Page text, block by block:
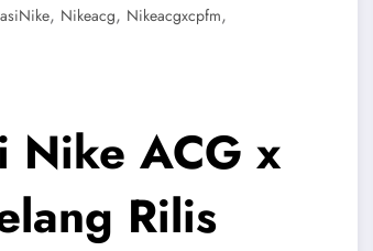
, Nikeacg, Nikeacgxcpfm,
Nike ACG x
Rilis